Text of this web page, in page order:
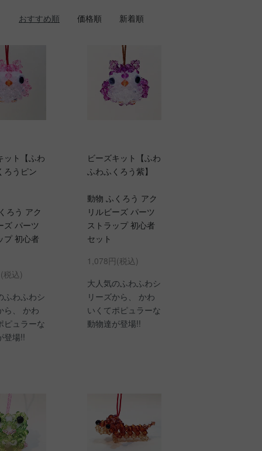
おすすめ順 価格順 新着順
ット【ふわ
ろうピン
ろう アク
ズ パーツ
プ 初心者
税込)
ふわふわシ
ら、 かわ
ピュラーな
登場!!
ビーズキット【ふわ
ふわふくろう紫】
動物 ふくろう アク
リルビーズ パーツ
ストラップ 初心者
セット
1,078円(税込)
大人気のふわふわシ
リーズから、 かわ
いくてポピュラーな
動物達が登場!!